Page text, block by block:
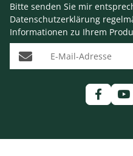
Bitte senden Sie mir
Datenschutzerklärung
Informationen zu Ihrem
E-Mail-Adresse